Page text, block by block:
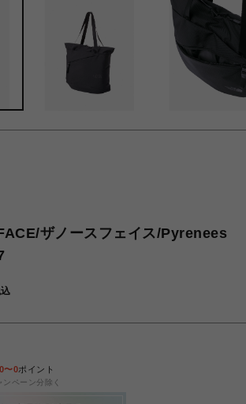
ザノースフェイス/Pyrenees
0〜0ポイント
ペーン分除く